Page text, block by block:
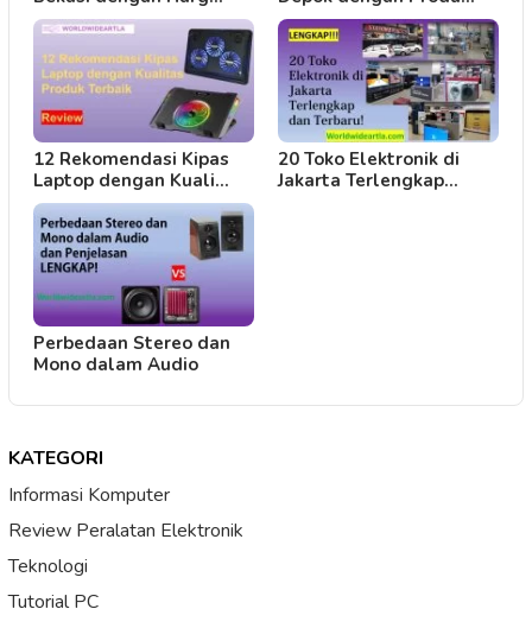
12 Rekomendasi Kipas
Laptop dengan Kuali…
20 Toko Elektronik di
Jakarta Terlengkap…
Perbedaan Stereo dan
Mono dalam Audio
KATEGORI
Informasi Komputer
Review Peralatan Elektronik
Teknologi
Tutorial PC